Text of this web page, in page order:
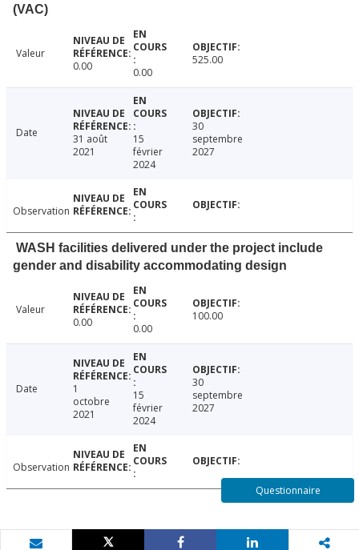
(VAC)
Valeur
0.00
0.00
525.00
Date
31 août
2021
15
février
2024
30
septembre
2027
Observation
WASH facilities delivered under the project include
gender and disability accommodating design
Valeur
0.00
0.00
100.00
Date
1
octobre
2021
15
février
2024
30
septembre
2027
Observation
Questionnaire